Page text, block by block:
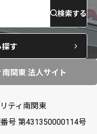
検索する
す
関東 法人サイト
ティ南関東
号 第431350000114号